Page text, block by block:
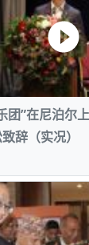
团”在尼泊尔
辞（实况）